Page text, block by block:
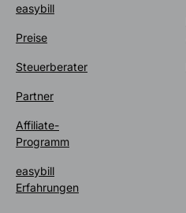
easybill
Preise
Steuerberater
Partner
Affiliate-
Programm
easybill
Erfahrungen